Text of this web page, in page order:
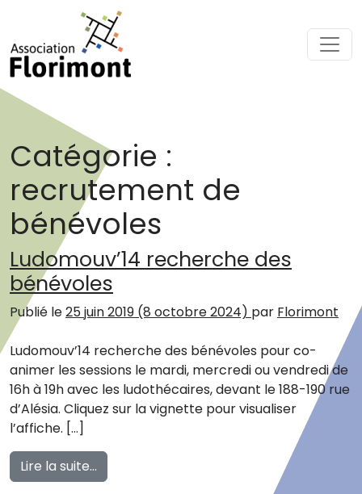
Passer au contenu
Navigation principale
Catégorie :
recrutement de
bénévoles
Ludomouv’14 recherche des
bénévoles
Publié le25 juin 2019 (8 octobre 2024) par Florimont
Ludomouv’14 recherche des bénévoles pour co-
animer les sessions le mardi, mercredi ou vendredi de
16h à 19h avec les ludothécaires, devant le 188-190 rue
d’Alésia. Cliquez sur la vignette pour visualiser
l’affiche. […]
Lire la suite… from Ludomouv’14 recherche des